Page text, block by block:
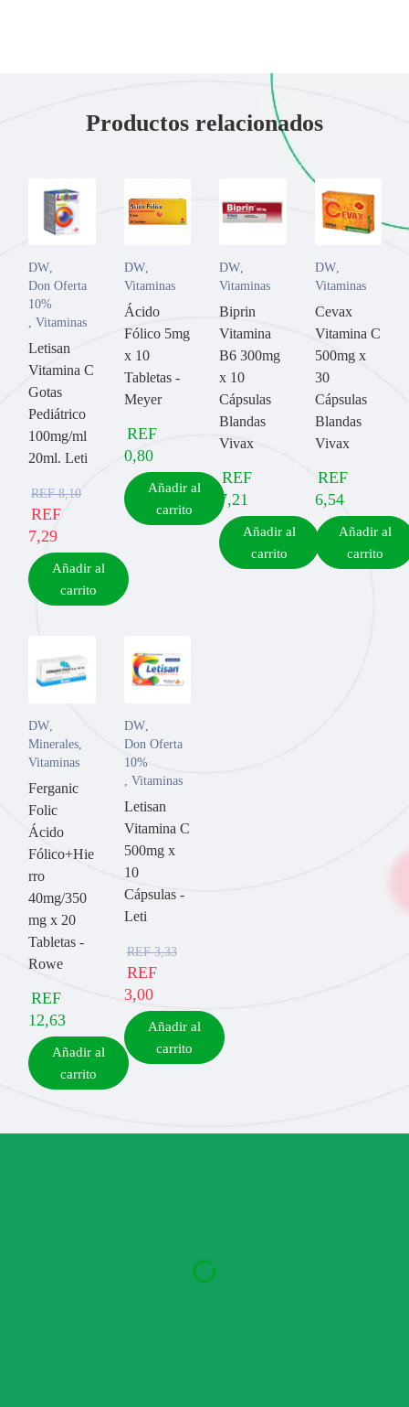
Productos relacionados
DW,
Don Oferta
10%
, Vitaminas
Letisan
Vitamina C
Gotas
Pediátrico
100mg/ml
20ml. Leti
REF8,10
REF
7,29
Añadir al
carrito
DW,
Vitaminas
Ácido
Fólico 5mg
x 10
Tabletas -
Meyer
REF
0,80
Añadir al
carrito
DW,
Vitaminas
Biprin
Vitamina
B6 300mg
x 10
Cápsulas
Blandas
Vivax
REF
7,21
Añadir al
carrito
DW,
Vitaminas
Cevax
Vitamina C
500mg x
30
Cápsulas
Blandas
Vivax
REF
6,54
Añadir al
carrito
DW
Minerales
Vitaminas
Ferganic
Folic
Ácido
Fólico+Hie
rro
40mg/350
mg x 20
Tabletas -
Rowe
REF
12,63
Añadir al
carrito
DW,
Don Oferta
10%
Vitaminas
Letisan
Vitamina C
500mg x
10
Cápsulas -
Leti
REF3,33
REF
3,00
Añadir al
carrito